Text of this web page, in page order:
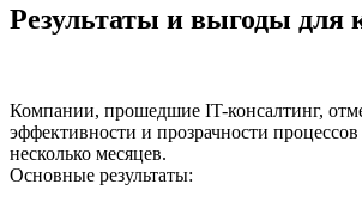
Результаты и выгоды для
Компании, прошедшие IT-консалтинг,
эффективности и прозрачности процессов
несколько месяцев.
Основные результаты: